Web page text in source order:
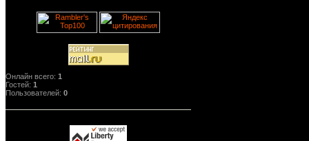
Онлайн всего: 1
Гостей: 1
Пользователей: 0